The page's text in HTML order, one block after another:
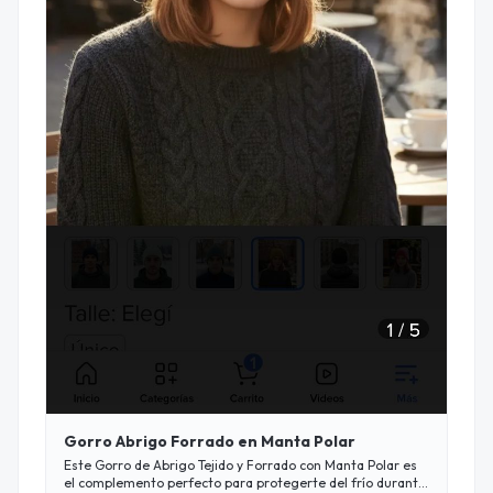
Gorro Abrigo Forrado en Manta Polar
Este Gorro de Abrigo Tejido y Forrado con Manta Polar es
el complemento perfecto para protegerte del frío durante